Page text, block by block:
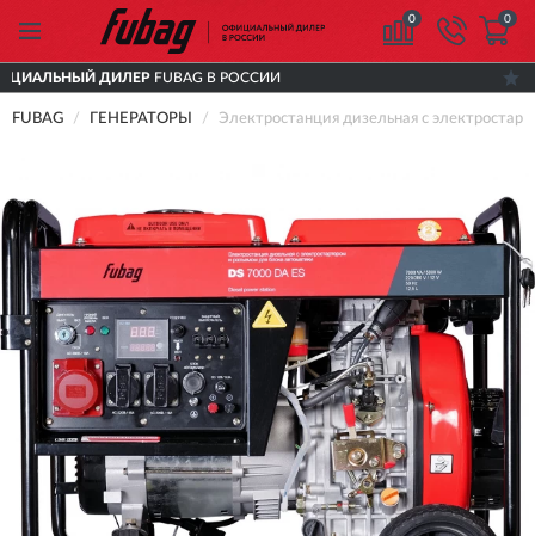
0 0
ОФИЦИАЛЬНЫЙ ДИЛЕРFUBAG В РОССИИ
FUBAG ГЕНЕРАТОРЫ Электростанция дизельная с